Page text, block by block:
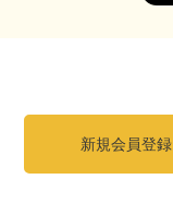
新規会員登録